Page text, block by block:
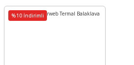
%10 İndirimli